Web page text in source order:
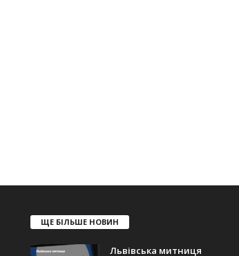
ЩЕ БІЛЬШЕ НОВИН
Львівська митниця